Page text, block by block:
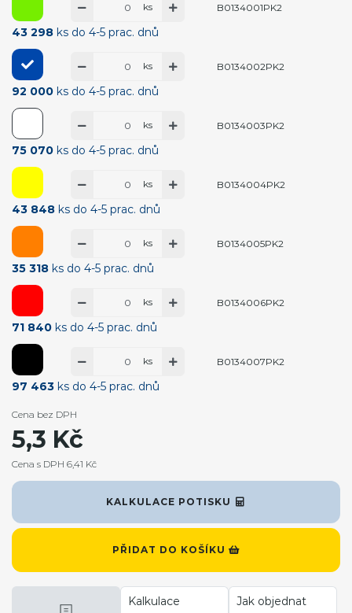
43 298 ks do 4-5 prac. dnů
ks B0134001PK2
92 000 ks do 4-5 prac. dnů
ks B0134002PK2
75 070 ks do 4-5 prac. dnů
ks B0134003PK2
43 848 ks do 4-5 prac. dnů
ks B0134004PK2
35 318 ks do 4-5 prac. dnů
ks B0134005PK2
71 840 ks do 4-5 prac. dnů
ks B0134006PK2
97 463 ks do 4-5 prac. dnů
ks B0134007PK2
KALKULACE POTISKU
PŘIDAT DO KOŠÍKU
Cena bez DPH
5,3 Kč
Cena s DPH 6,41 Kč
Kalkulace
Jak objednat